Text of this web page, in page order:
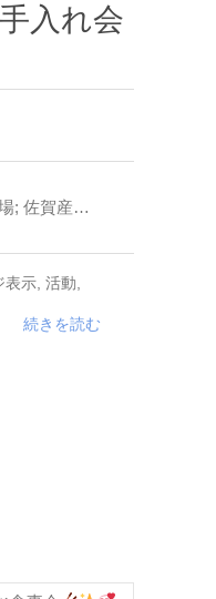
入れ会
; 佐賀産…
表示 活動
続きを読む